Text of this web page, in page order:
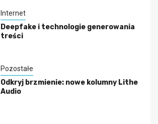
Internet
Deepfake i technologie generowania
treści
Pozostałe
Odkryj brzmienie: nowe kolumny Lithe
Audio